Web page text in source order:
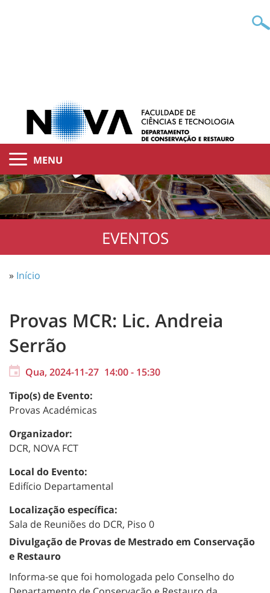
MENU
EVENTOS
» Início
Provas MCR: Lic. Andreia
Serrão
Qua, 2024-11-27 14:00- 15:30
Tipo(s) de Evento:
Provas Académicas
Organizador:
DCR, NOVA FCT
Local do Evento:
Edifício Departamental
Localização específica:
Sala de Reuniões do DCR, Piso 0
Divulgação de Provas de Mestrado em Conservação
e Restauro
Informa-se que foi homologada pelo Conselho do